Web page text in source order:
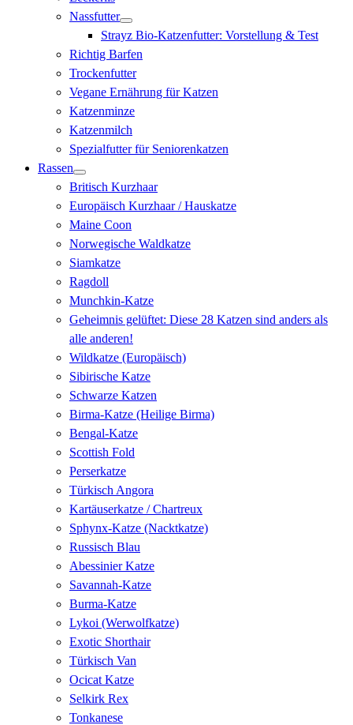
Nassfutter
Strayz Bio-Katzenfutter: Vorstellung & Test
Richtig Barfen
Trockenfutter
Vegane Ernährung für Katzen
Katzenminze
Katzenmilch
Spezialfutter für Seniorenkatzen
Rassen
Britisch Kurzhaar
Europäisch Kurzhaar / Hauskatze
Maine Coon
Norwegische Waldkatze
Siamkatze
Ragdoll
Munchkin-Katze
Geheimnis gelüftet: Diese 28 Katzen sind anders als
alle anderen!
Wildkatze (Europäisch)
Sibirische Katze
Schwarze Katzen
Birma-Katze (Heilige Birma)
Bengal-Katze
Scottish Fold
Perserkatze
Türkisch Angora
Kartäuserkatze / Chartreux
Sphynx-Katze (Nacktkatze)
Russisch Blau
Abessinier Katze
Savannah-Katze
Burma-Katze
Lykoi (Werwolfkatze)
Exotic Shorthair
Türkisch Van
Ocicat Katze
Selkirk Rex
Tonkanese